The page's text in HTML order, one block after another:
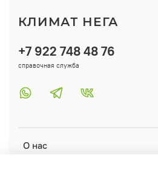
О нас
+7 922 748 48 76
справочная служба
КЛИМАТ НЕГА